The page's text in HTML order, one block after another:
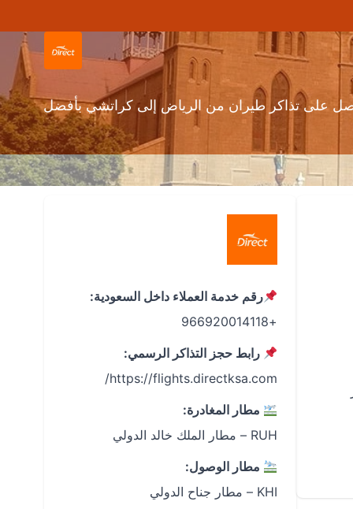
على تذاكر طيران من الرياض إلى كراتشي بأفضل
رقم خدمة العملاء داخل السعودية:
+966920014118
رابط حجز التذاكر الرسمي:
https://flights.directksa.com/
مطار المغادرة:
RUH – مطار الملك خالد الدولي
مطار الوصول:
KHI – مطار جناح الدولي